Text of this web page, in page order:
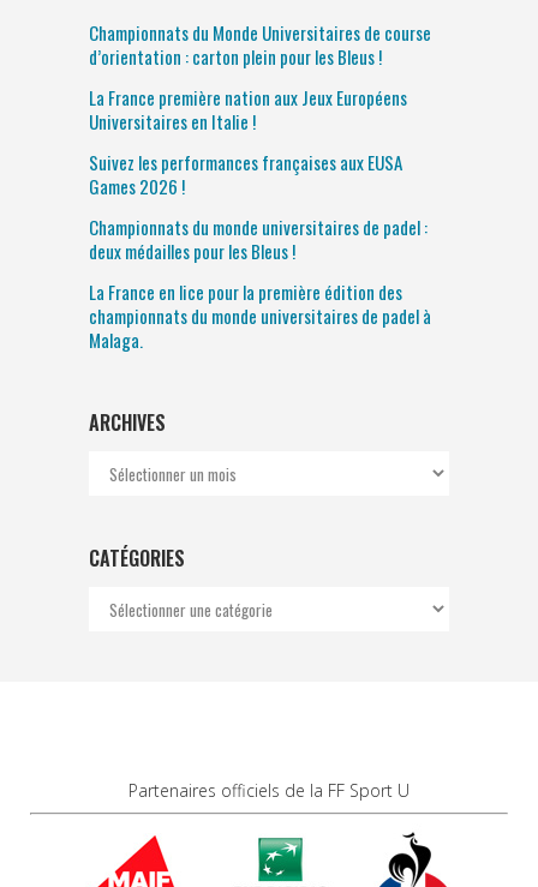
Championnats du Monde Universitaires de course
d’orientation : carton plein pour les Bleus !
La France première nation aux Jeux Européens
Universitaires en Italie !
Suivez les performances françaises aux EUSA
Games 2026 !
Championnats du monde universitaires de padel :
deux médailles pour les Bleus !
La France en lice pour la première édition des
championnats du monde universitaires de padel à
Malaga.
ARCHIVES
Archives
CATÉGORIES
Catégories
Partenaires officiels de la FF Sport U